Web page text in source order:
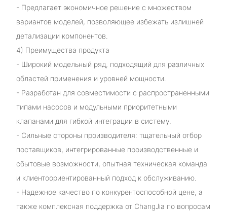
- Предлагает экономичное решение с множеством
вариантов моделей, позволяющее избежать излишней
детализации компонентов.
4) Преимущества продукта
- Широкий модельный ряд, подходящий для различных
областей применения и уровней мощности.
- Разработан для совместимости с распространенными
типами насосов и модульными приоритетными
клапанами для гибкой интеграции в систему.
- Сильные стороны производителя: тщательный отбор
поставщиков, интегрированные производственные и
сбытовые возможности, опытная техническая команда
и клиентоориентированный подход к обслуживанию.
- Надежное качество по конкурентоспособной цене, а
также комплексная поддержка от ChangJia по вопросам